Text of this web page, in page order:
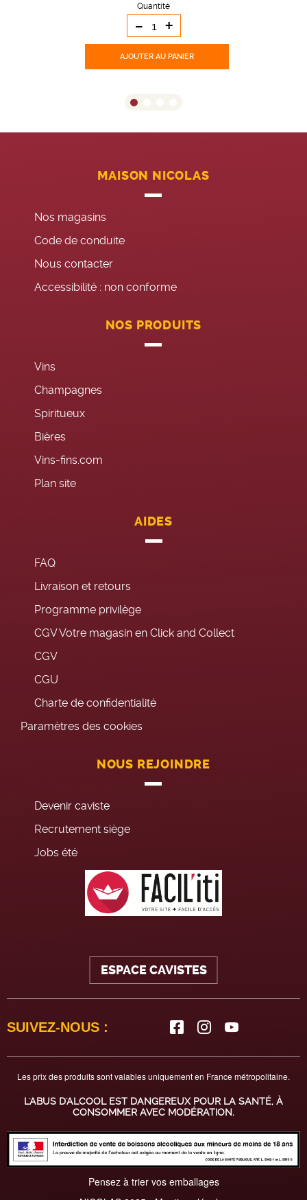
Quantité
- +
AJOUTER AU PANIER
MAISON NICOLAS
Nos magasins
Code de conduite
Nous contacter
Accessibilité : non conforme
NOS PRODUITS
Vins
Champagnes
Spiritueux
Bières
Vins-fins.com
Plan site
AIDES
FAQ
Livraison et retours
Programme privilège
CGV Votre magasin en Click and Collect
CGV
CGU
Charte de confidentialité
Paramètres des cookies
NOUS REJOINDRE
Devenir caviste
Recrutement siège
Jobs été
ESPACE CAVISTES
SUIVEZ-NOUS :
Les prix des produits sont valables uniquement en France métropolitaine.
L'ABUS D'ALCOOL EST DANGEREUX POUR LA SANTÉ, À
CONSOMMER AVEC MODÉRATION.
Pensez à trier vos emballages